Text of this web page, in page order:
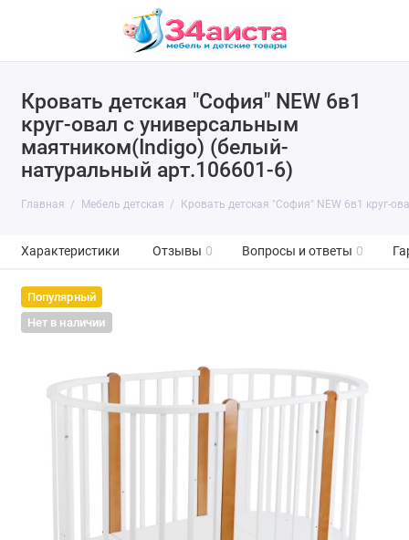
Кровать детская "София" NEW 6в1
круг-овал с универсальным
маятником(Indigo) (белый-
натуральный арт.106601-6)
Главная Мебель детская Кровать детская "София" NEW 6в1 круг-
Характеристики Отзывы 0 Вопросы и ответы 0
Популярный
Нет в наличии